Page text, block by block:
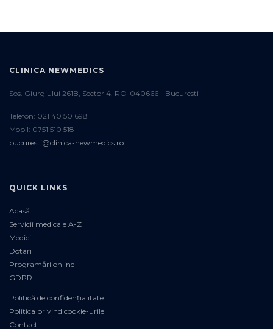
CLINICA NEWMEDICS
Sos. Giurgiului 261B, Sector 4, RO-040666 - Bucuresti
Telefon: 021 40 50 698
Mobil: 0751 510 518
bucuresti@clinica-newmedics.ro
QUICK LINKS
Acasă
Servicii medicale A-Z
Medici
Dotari
Programări online
GDPR
Politică de confidențialitate
Politica privind cookie-urile
Contact